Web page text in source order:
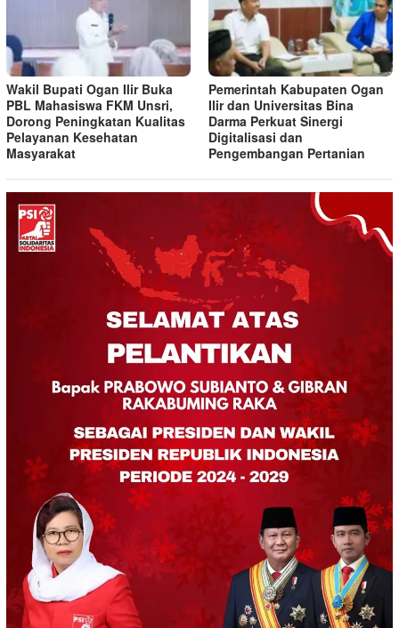
Wakil Bupati Ogan Ilir Buka
PBL Mahasiswa FKM Unsri,
Dorong Peningkatan Kualitas
Pelayanan Kesehatan
Masyarakat
Pemerintah Kabupaten Ogan
Ilir dan Universitas Bina
Darma Perkuat Sinergi
Digitalisasi dan
Pengembangan Pertanian